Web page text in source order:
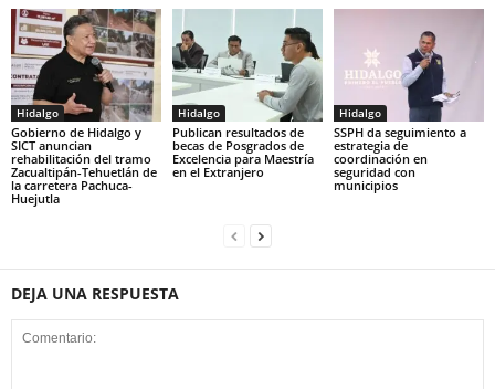
Hidalgo
Gobierno de Hidalgo y
SICT anuncian
rehabilitación del tramo
Zacualtipán-Tehuetlán de
la carretera Pachuca-
Huejutla
Hidalgo
Publican resultados de
becas de Posgrados de
Excelencia para Maestría
en el Extranjero
Hidalgo
SSPH da seguimiento a
estrategia de
coordinación en
seguridad con
municipios
DEJA UNA RESPUESTA